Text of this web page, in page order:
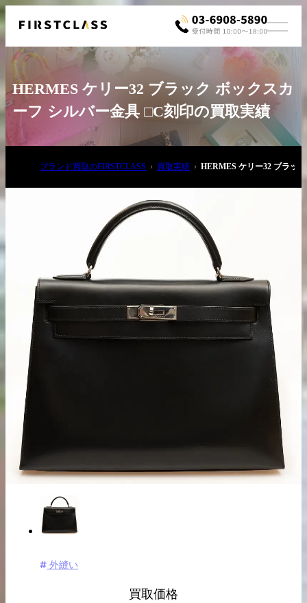
03-6908-5890
LINE査定
HERMES ケリー32 ブラック ボックスカ
ーフ シルバー金具 □C刻印の買取実績
ブランド買取のFIRSTCLASS 買取実績 HERMES ケリー32 ブラッ
外縫い
買取価格